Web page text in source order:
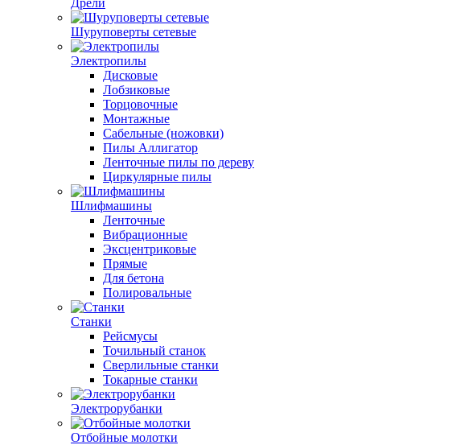
Дрели
Шуруповерты сетевые
Электропилы
Дисковые
Лобзиковые
Торцовочные
Монтажные
Сабельные (ножовки)
Пилы Аллигатор
Ленточные пилы по дереву
Циркулярные пилы
Шлифмашины
Ленточные
Вибрационные
Эксцентриковые
Прямые
Для бетона
Полировальные
Станки
Рейсмусы
Точильный станок
Сверлильные станки
Токарные станки
Электрорубанки
Отбойные молотки